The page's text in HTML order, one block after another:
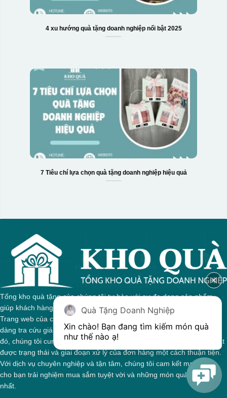
4 xu hướng quà tặng doanh nghiệp nổi bật 2025
7 Tiêu chí lựa chọn quà tặng doanh nghiệp hiệu quả
Tổng kho quà tặng của chúng tôi tự hào với sự đa dạng sản phẩm,
giúp khách hàng dễ dàng tìm kiếm quà tặng phù hợp cho mọi dịp.
Trang web của chúng tôi được thiết kế trực quan, cho phép bạn dễ
dàng tra cứu giá cả và thông tin chi tiết về từng sản phẩm. Bên cạnh
đó, chúng tôi cung cấp hệ thống theo dõi đơn hàng, giúp bạn nắm bắt
được trạng thái và giai đoạn xử lý của đơn hàng một cách thuận tiện.
Với dịch vụ chuyên nghiệp và tận tâm, chúng tôi cam kết mang đến
cho bạn trải nghiệm mua sắm tuyệt vời và những món quà ý nghĩa
nhất.
Quà Tặng Doanh Nghiệp
Xin chào! Bạn đang tìm kiếm món quà
như thế nào ạ!